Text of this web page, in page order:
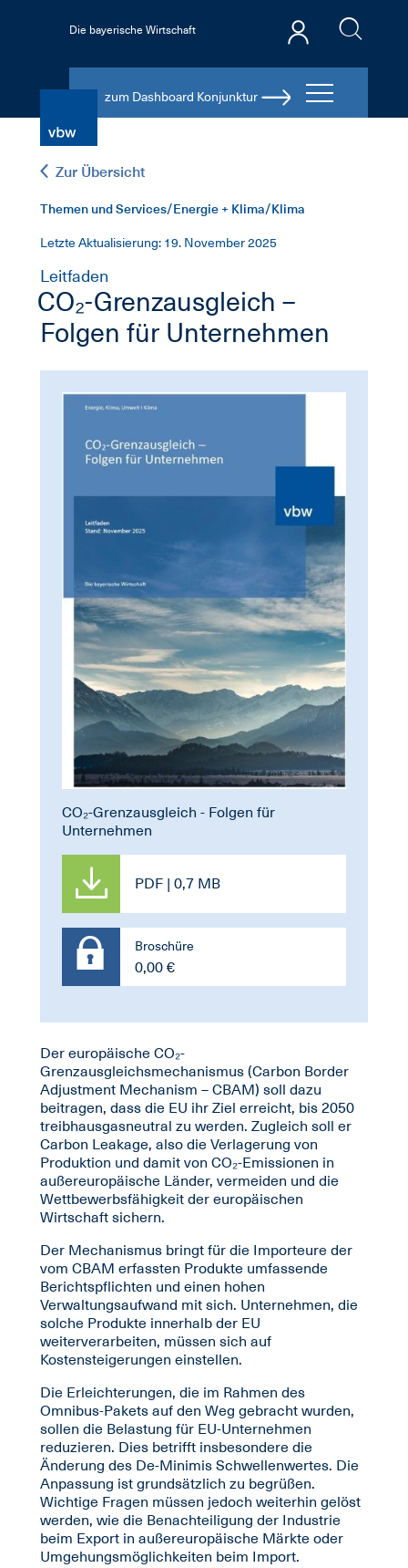
Die bayerische Wirtschaft
zum Dashboard Konjunktur
Zur Übersicht
Themen und Services/Energie + Klima/Klima
Letzte Aktualisierung: 19. November 2025
Leitfaden
CO₂-Grenzausgleich –
Folgen für Unternehmen
CO₂-Grenzausgleich - Folgen für
Unternehmen
PDF | 0,7 MB
Broschüre
0,00 €
Der europäische CO₂-
Grenzausgleichsmechanismus (Carbon Border
Adjustment Mechanism – CBAM) soll dazu
beitragen, dass die EU ihr Ziel erreicht, bis 2050
treibhausgasneutral zu werden. Zugleich soll er
Carbon Leakage, also die Verlagerung von
Produktion und damit von CO₂-Emissionen in
außereuropäische Länder, vermeiden und die
Wettbewerbsfähigkeit der europäischen
Wirtschaft sichern.
Der Mechanismus bringt für die Importeure der
vom CBAM erfassten Produkte umfassende
Berichtspflichten und einen hohen
Verwaltungsaufwand mit sich. Unternehmen, die
solche Produkte innerhalb der EU
weiterverarbeiten, müssen sich auf
Kostensteigerungen einstellen.
Die Erleichterungen, die im Rahmen des
Omnibus-Pakets auf den Weg gebracht wurden,
sollen die Belastung für EU-Unternehmen
reduzieren. Dies betrifft insbesondere die
Änderung des De-Minimis Schwellenwertes. Die
Anpassung ist grundsätzlich zu begrüßen.
Wichtige Fragen müssen jedoch weiterhin gelöst
werden, wie die Benachteiligung der Industrie
beim Export in außereuropäische Märkte oder
Umgehungsmöglichkeiten beim Import.